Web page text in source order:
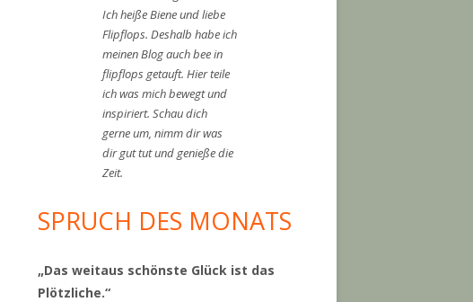
Ich heiße Biene und liebe
Flipflops. Deshalb habe ich
meinen Blog auch bee in
flipflops getauft. Hier teile
ich was mich bewegt und
inspiriert. Schau dich
gerne um, nimm dir was
dir gut tut und genieße die
Zeit.
SPRUCH DES MONATS
„Das weitaus schönste Glück ist das
Plötzliche.“